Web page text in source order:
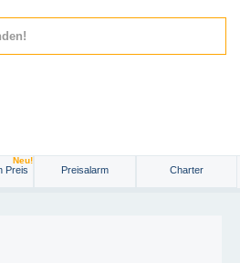
Preis
Neu!
Preisalarm Charter